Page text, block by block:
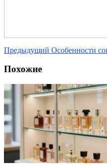
Предыдущий Особенности
Похожие